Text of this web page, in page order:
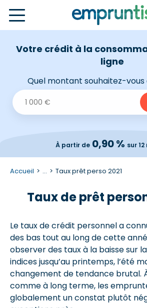
Votre crédit à la
ligne
Quel montant souhaitez-
À partir de0,90 % sur 12
Accueil ... Taux prêt perso 2021
Taux de prêt
Le taux de crédit personnel a
des bas tout au long de cette
observer des taux à la baisse sur
indices jusqu’au printemps, l’été
changement de tendance brutal.
comme à long terme, les
globalement un constat plutôt